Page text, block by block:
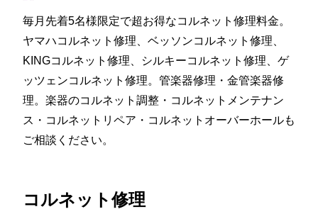
毎月先着5名様限定で超お得なコルネット修理料金。
ヤマハコルネット修理、ベッソンコルネット修理、
KINGコルネット修理、シルキーコルネット修理、ゲ
ッツェンコルネット修理。管楽器修理・金管楽器修
理。楽器のコルネット調整・コルネットメンテナン
ス・コルネットリペア・コルネットオーバーホールも
ご相談ください。
コルネット修理